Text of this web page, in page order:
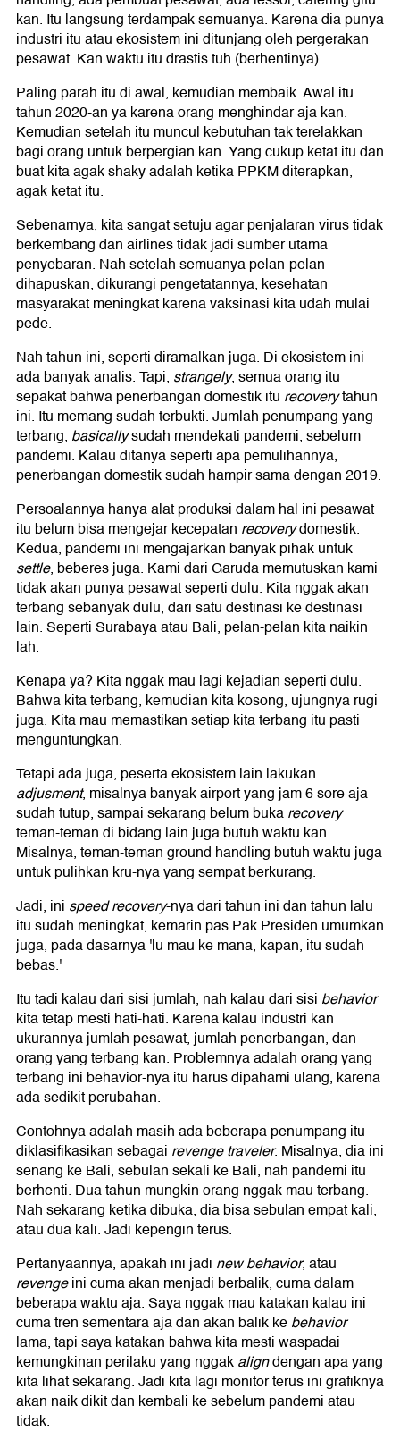
kan. Itu langsung terdampak semuanya. Karena dia punya
industri itu atau ekosistem ini ditunjang oleh pergerakan
pesawat. Kan waktu itu drastis tuh (berhentinya).
Paling parah itu di awal, kemudian membaik. Awal itu
tahun 2020-an ya karena orang menghindar aja kan.
Kemudian setelah itu muncul kebutuhan tak terelakkan
bagi orang untuk berpergian kan. Yang cukup ketat itu dan
buat kita agak shaky adalah ketika PPKM diterapkan,
agak ketat itu.
Sebenarnya, kita sangat setuju agar penjalaran virus tidak
berkembang dan airlines tidak jadi sumber utama
penyebaran. Nah setelah semuanya pelan-pelan
dihapuskan, dikurangi pengetatannya, kesehatan
masyarakat meningkat karena vaksinasi kita udah mulai
pede.
Nah tahun ini, seperti diramalkan juga. Di ekosistem ini
ada banyak analis. Tapi, strangely, semua orang itu
sepakat bahwa penerbangan domestik itu recoverytahun
ini. Itu memang sudah terbukti. Jumlah penumpang yang
terbang, basicallysudah mendekati pandemi, sebelum
pandemi. Kalau ditanya seperti apa pemulihannya,
penerbangan domestik sudah hampir sama dengan 2019.
Persoalannya hanya alat produksi dalam hal ini pesawat
itu belum bisa mengejar kecepatan recoverydomestik.
Kedua, pandemi ini mengajarkan banyak pihak untuk
settle, beberes juga. Kami dari Garuda memutuskan kami
tidak akan punya pesawat seperti dulu. Kita nggak akan
terbang sebanyak dulu, dari satu destinasi ke destinasi
lain. Seperti Surabaya atau Bali, pelan-pelan kita naikin
lah.
Kenapa ya? Kita nggak mau lagi kejadian seperti dulu.
Bahwa kita terbang, kemudian kita kosong, ujungnya rugi
juga. Kita mau memastikan setiap kita terbang itu pasti
menguntungkan.
Tetapi ada juga, peserta ekosistem lain lakukan
adjusment, misalnya banyak airport yang jam 6 sore aja
sudah tutup, sampai sekarang belum bukarecovery
teman-teman di bidang lain juga butuh waktu kan.
Misalnya, teman-teman ground handling butuh waktu juga
untuk pulihkan kru-nya yang sempat berkurang.
Jadi, ini speed recovery-nya dari tahun ini dan tahun lalu
itu sudah meningkat, kemarin pas Pak Presiden umumkan
juga, pada dasarnya 'lu mau ke mana, kapan, itu sudah
bebas.'
Itu tadi kalau dari sisi jumlah, nah kalau dari sisi behavior
kita tetap mesti hati-hati. Karena kalau industri kan
ukurannya jumlah pesawat, jumlah penerbangan, dan
orang yang terbang kan. Problemnya adalah orang yang
terbang ini behavior-nya itu harus dipahami ulang, karena
ada sedikit perubahan.
Contohnya adalah masih ada beberapa penumpang itu
diklasifikasikan sebagai revengetraveler. Misalnya, dia ini
senang ke Bali, sebulan sekali ke Bali, nah pandemi itu
berhenti. Dua tahun mungkin orang nggak mau terbang.
Nah sekarang ketika dibuka, dia bisa sebulan empat kali,
atau dua kali. Jadi kepengin terus.
Pertanyaannya, apakah ini jadi new behavior, atau
revengeini cuma akan menjadi berbalik, cuma dalam
beberapa waktu aja. Saya nggak mau katakan kalau ini
cuma tren sementara aja dan akan balik kebehavior
lama, tapi saya katakan bahwa kita mesti waspadai
kemungkinan perilaku yang nggakaligndengan apa yang
kita lihat sekarang. Jadi kita lagi monitor terus ini grafiknya
akan naik dikit dan kembali ke sebelum pandemi atau
tidak.